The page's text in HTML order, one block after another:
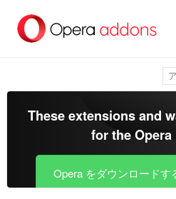
メ
ツ
These extensions and
for the
Opera をダウンロードす